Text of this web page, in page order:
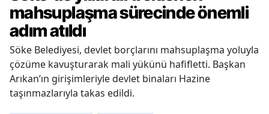
mahsuplaşma sürecinde önemli
adım atıldı
Söke Belediyesi, devlet borçlarını mahsuplaşma yoluyla
çözüme kavuşturarak mali yükünü hafifletti. Başkan
Arıkan’ın girişimleriyle devlet binaları Hazine
taşınmazlarıyla takas edildi.